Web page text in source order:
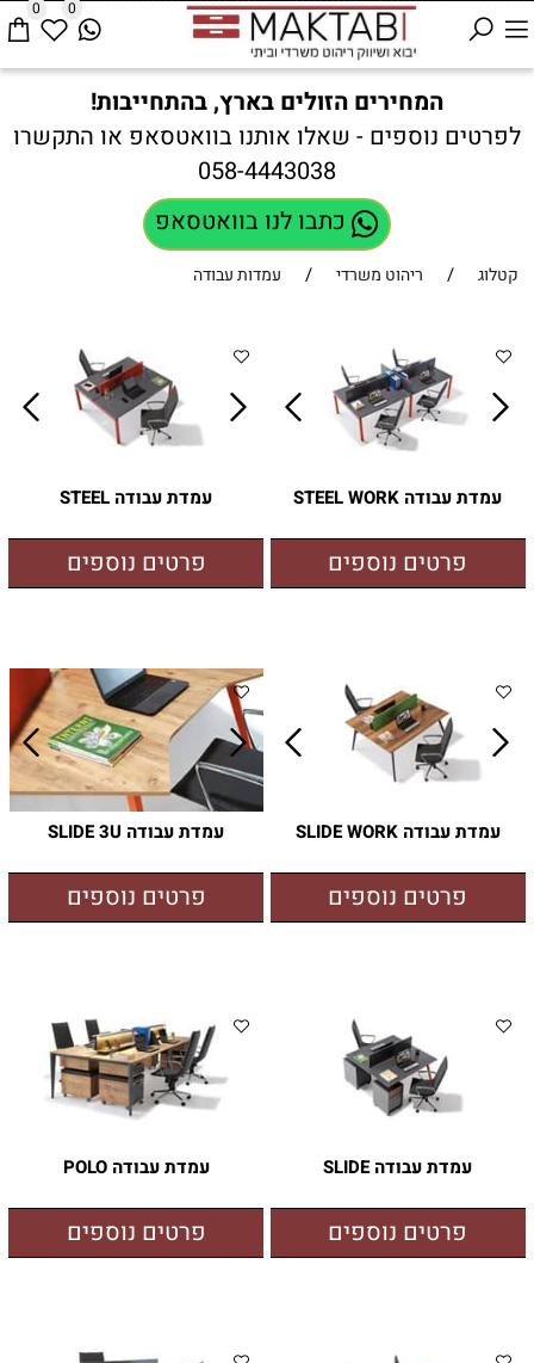
0 0
המחירים הזולים בארץ, בהתחייבות!
לפרטים נוספים - שאלו אותנו בוואטסאפ או התקשרו
058-4443038
כתבו לנו בוואטסאפ
קטלוג / ריהוט משרדי / עמדות עבודה
עמדת עבודה STEEL WORK
פרטים נוספים
עמדת עבודה STEEL
פרטים נוספים
עמדת עבודה SLIDE WORK
פרטים נוספים
עמדת עבודה SLIDE 3U
פרטים נוספים
עמדת עבודה SLIDE
פרטים נוספים
עמדת עבודה POLO
פרטים נוספים